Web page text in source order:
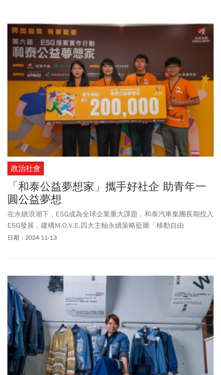
的問題，恪盡企業公民之責。
政治社會
「和泰公益夢想家」攜手好社企 助青年一
圓公益夢想
在永續浪潮下，ESG成為全球企業重大課題，和泰汽車集團長期投入
ESG發展，建構M.O.V.E.四大主軸永續策略藍圖「移動自由
(Mobility)、社會共好(Openness)、人才價值(Value)、環境友善
日期：2024-11-13